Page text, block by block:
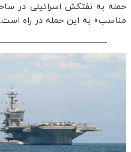
حمله به نفتکش اسرائیلی در
مناسب» به این حمله در راه است.